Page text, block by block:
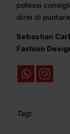
potessi
direi di
Sebastian
Fashion
Tag: